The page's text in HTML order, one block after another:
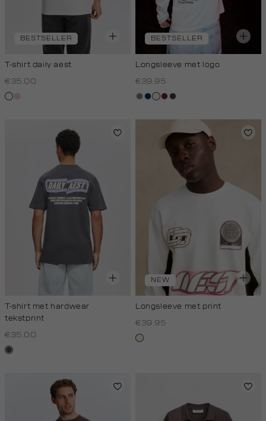
BESTSELLER
T-shirt daily aest
€35.00
wit
BESTSELLER
Longsleeve met logo
€39.95
middengrijs
donkerblauw
wit,
white
bordeaux
choco
T-shirt met hardwear
tekstprint
€35.00
donkergrijs
NEW
Longsleeve met print
€39.95
wit,